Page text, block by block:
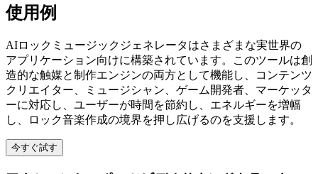
使用例
AIロックミュージックジェネレータはさまざまな実世界の
アプリケーション向けに構築されています。このツールは創
造的な触媒と制作エンジンの両方として機能し、コンテンツ
クリエイター、ミュージシャン、ゲーム開発者、マーケッタ
ーに対応し、ユーザーが時間を節約し、エネルギーを増幅
し、ロック音楽作成の境界を押し広げるのを支援します。
今すぐ試す